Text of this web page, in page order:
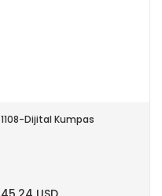
1108-Dijital Kumpas